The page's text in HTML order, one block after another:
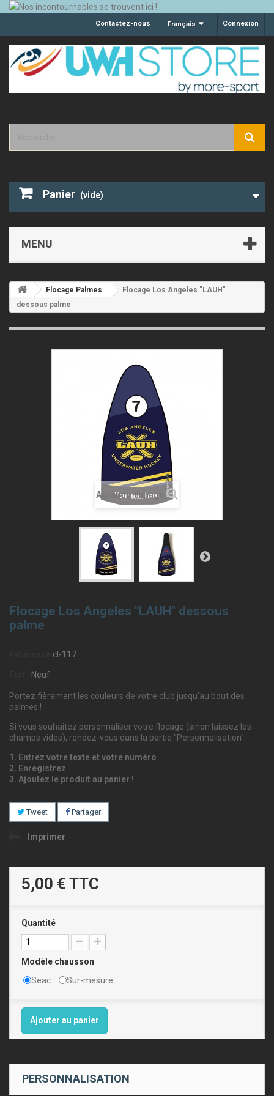
Connexion
Français
Contactez-nous
Panier (vide)
MENU
Flocage Palmes
Flocage Los Angeles "LAUH"
dessous palme
Agrandir l'image
Flocage Los Angeles "LAUH" dessous
palme
cl-117
Neuf
Portez fièrement les couleurs de votre club jusqu'au bout des
palmes !
Si vous souhaitez personnaliser votre flocage (sinon laissez les
champs vides), rendez-vous dans la partie "Personnalisation".
1. Entrez votre texte et votre numéro
2. Enregistrez
3. Ajoutez le produit au panier !
Tweet Partager
Imprimer
5,00 € TTC
Quantité
Modèle chausson
Seac
Sur-mesure
Ajouter au panier
PERSONNALISATION